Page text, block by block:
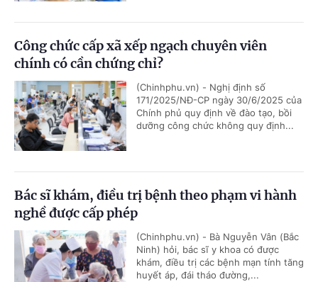
Công chức cấp xã xếp ngạch chuyên viên
chính có cần chứng chỉ?
(Chinhphu.vn) - Nghị định số
171/2025/NĐ-CP ngày 30/6/2025 của
Chính phủ quy định về đào tạo, bồi
dưỡng công chức không quy định...
Bác sĩ khám, điều trị bệnh theo phạm vi hành
nghề được cấp phép
(Chinhphu.vn) - Bà Nguyễn Vân (Bắc
Ninh) hỏi, bác sĩ y khoa có được
khám, điều trị các bệnh mạn tính tăng
huyết áp, đái tháo đường,...